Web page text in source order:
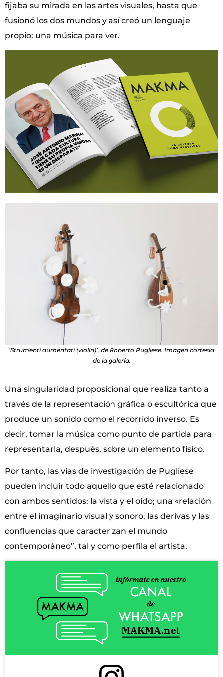
fijaba su mirada en las artes visuales, hasta que
fusionó los dos mundos y así creó un lenguaje
propio: una música para ver.
‘Strumenti aumentati (violín)’, de Roberto Pugliese. Imagen cortesía
de la galería.
Una singularidad proposicional que realiza tanto a
través de la representación gráfica o escultórica que
produce un sonido como el recorrido inverso. Es
decir, tomar la música como punto de partida para
representarla, después, sobre un elemento físico.
Por tanto, las vías de investigación de Pugliese
pueden incluir todo aquello que esté relacionado
con ambos sentidos: la vista y el oído; una «relación
entre el imaginario visual y sonoro, las derivas y las
confluencias que caracterizan el mundo
contemporáneo”, tal y como perfila el artista.